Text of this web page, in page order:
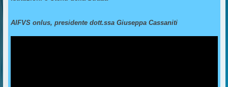
AIFVS onlus, presidente dott.ssa Giuseppa Cassaniti